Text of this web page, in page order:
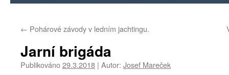
obsahu
webu
← Pohárové závody v ledním jachtingu.
Jarní brigáda
Publikováno29.3.2018 | Autor: Josef Mareček